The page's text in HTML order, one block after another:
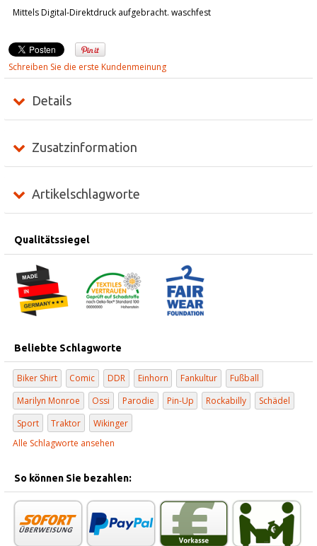
Mittels Digital-Direktdruck aufgebracht. waschfest
Schreiben Sie die erste Kundenmeinung
Details
Zusatzinformation
Artikelschlagworte
Qualitätssiegel
Beliebte Schlagworte
Biker Shirt Comic DDR Einhorn Fankultur
Fußball
Marilyn Monroe
Ossi Parodie Pin-Up Rockabilly
Schädel
Sport
Traktor
Wikinger
Alle Schlagworte ansehen
So können Sie bezahlen: